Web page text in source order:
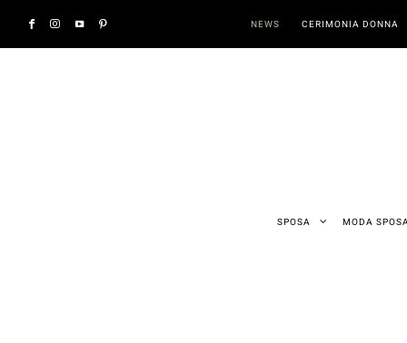
NEWS CERIMONIA DONNA
SPOSA MODA